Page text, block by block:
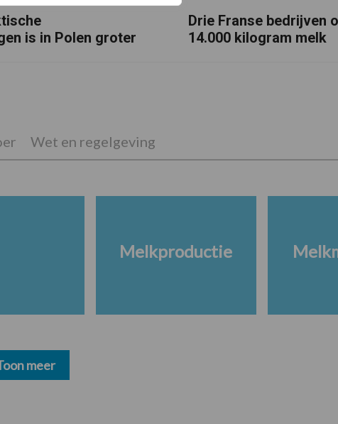
is in Polen groter
Drie Franse bedrijven
14.000 kilogram melk
Wet en regelgeving
Melkproductie
meer